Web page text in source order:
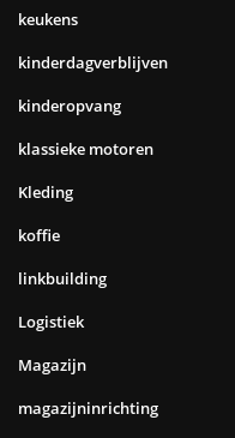
keukens
kinderdagverblijven
kinderopvang
klassieke motoren
Kleding
koffie
linkbuilding
Logistiek
Magazijn
magazijninrichting